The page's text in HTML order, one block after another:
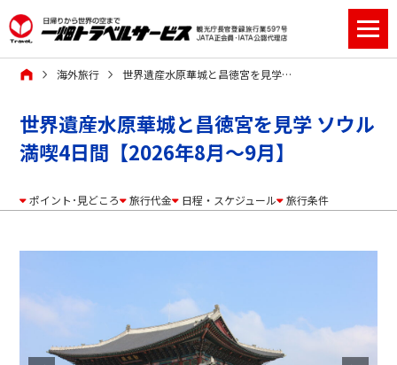
海外旅行 世界遺産水原華城と昌徳宮を見学 ソウル満喫4日間【2026年8月～9月】
世界遺産水原華城と昌徳宮を見学 ソウル
満喫4日間【2026年8月～9月】
ポイント･見どころ 旅行代金 日程・スケジュール 旅行条件